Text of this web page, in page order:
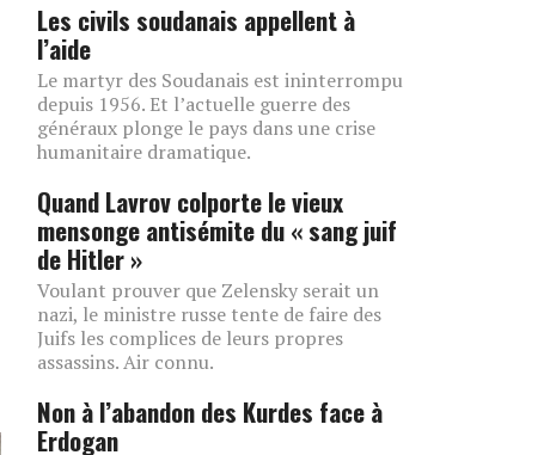
Les civils soudanais appellent à
l’aide
Le martyr des Soudanais est ininterrompu
depuis 1956. Et l’actuelle guerre des
généraux plonge le pays dans une crise
humanitaire dramatique.
Quand Lavrov colporte le vieux
mensonge antisémite du « sang juif
de Hitler »
Voulant prouver que Zelensky serait un
nazi, le ministre russe tente de faire des
Juifs les complices de leurs propres
assassins. Air connu.
Non à l’abandon des Kurdes face à
Erdogan